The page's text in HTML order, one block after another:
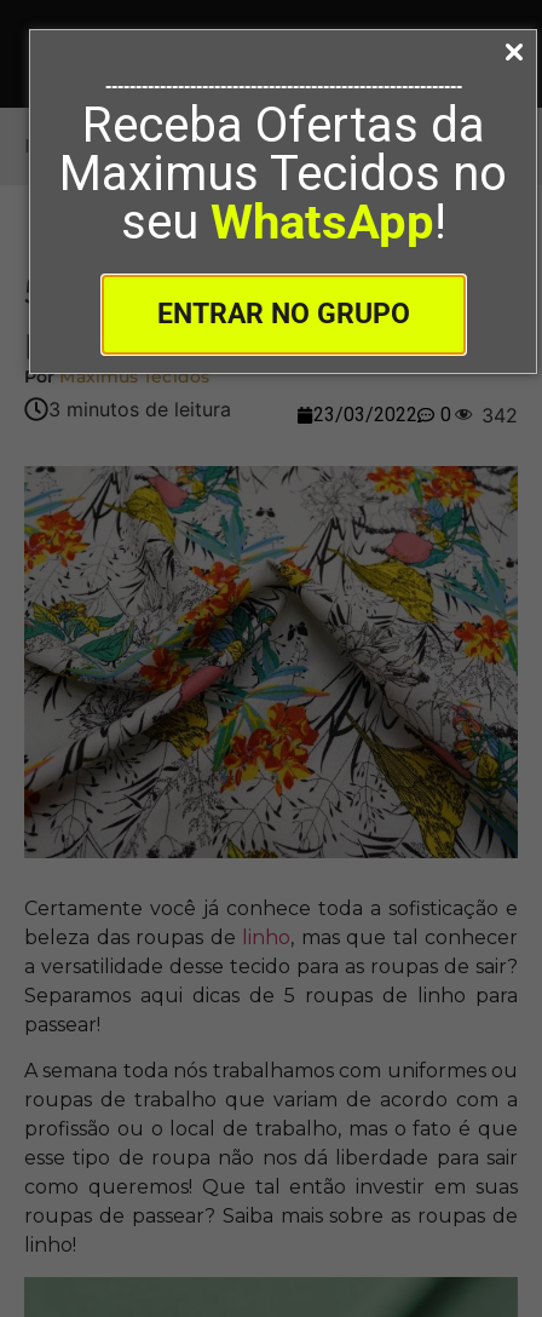
-----------------------------------------------------------
Receba Ofertas da
Maximus Tecidos no
seu WhatsApp!
ENTRAR NO GRUPO
Início > 5 roupas de linho para passear!
5 roupas de linho para
passear!
PorMaximus Tecidos
23/03/2022 0 342
Certamente você já conhece toda a sofisticação e
beleza das roupas de
linho, mas que tal conhecer
a versatilidade desse tecido para as roupas de sair?
Separamos aqui dicas de 5 roupas de linho para
passear!
A semana toda nós trabalhamos com uniformes ou
roupas de trabalho que variam de acordo com a
profissão ou o local de trabalho, mas o fato é que
esse tipo de roupa não nos dá liberdade para sair
como queremos! Que tal então investir em suas
roupas de passear? Saiba mais sobre as roupas de
linho!